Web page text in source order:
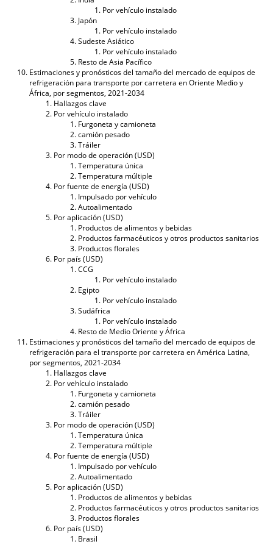
Por vehículo instalado
Japón
Por vehículo instalado
Sudeste Asiático
Por vehículo instalado
Resto de Asia Pacífico
Estimaciones y pronósticos del tamaño del mercado de equipos de
refrigeración para transporte por carretera en Oriente Medio y
África, por segmentos, 2021-2034
Hallazgos clave
Por vehículo instalado
Furgoneta y camioneta
camión pesado
Tráiler
Por modo de operación (USD)
Temperatura única
Temperatura múltiple
Por fuente de energía (USD)
Impulsado por vehículo
Autoalimentado
Por aplicación (USD)
Productos de alimentos y bebidas
Productos farmacéuticos y otros productos sanitarios
Productos florales
Por país (USD)
CCG
Por vehículo instalado
Egipto
Por vehículo instalado
Sudáfrica
Por vehículo instalado
Resto de Medio Oriente y África
Estimaciones y pronósticos del tamaño del mercado de equipos de
refrigeración para el transporte por carretera en América Latina,
por segmentos, 2021-2034
Hallazgos clave
Por vehículo instalado
Furgoneta y camioneta
camión pesado
Tráiler
Por modo de operación (USD)
Temperatura única
Temperatura múltiple
Por fuente de energía (USD)
Impulsado por vehículo
Autoalimentado
Por aplicación (USD)
Productos de alimentos y bebidas
Productos farmacéuticos y otros productos sanitarios
Productos florales
Por país (USD)
Brasil